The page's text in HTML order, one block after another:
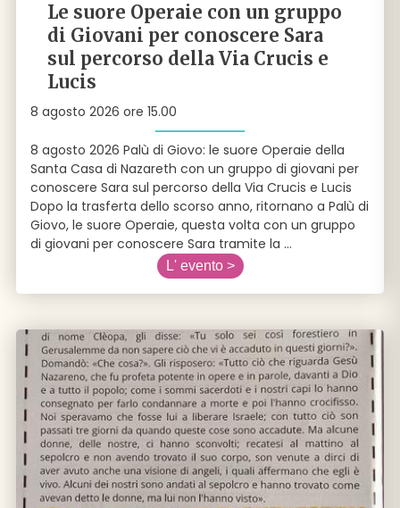
Le suore Operaie con un gruppo
di Giovani per conoscere Sara
sul percorso della Via Crucis e
Lucis
8 agosto 2026 ore 15.00
8 agosto 2026 Palù di Giovo: le suore Operaie della
Santa Casa di Nazareth con un gruppo di giovani per
conoscere Sara sul percorso della Via Crucis e Lucis
Dopo la trasferta dello scorso anno, ritornano a Palù di
Giovo, le suore Operaie, questa volta con un gruppo
di giovani per conoscere Sara tramite la ...
L' evento >